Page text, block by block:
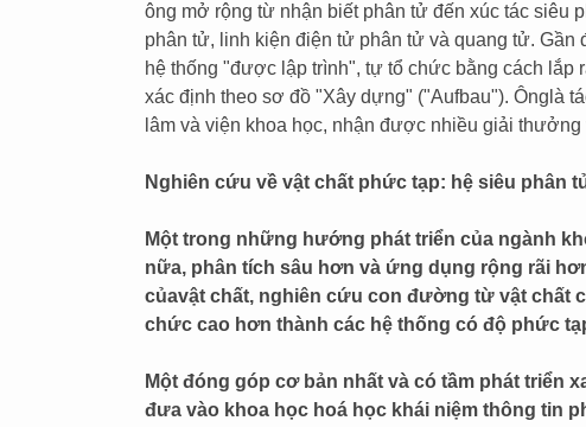
ông mở rộng từ nhận biết phân tử đến xúc tác siêu
phân tử, linh kiện điện tử phân tử và quang tử.
hệ thống "được lập trình", tự tổ chức bằng cách lắp
xác định theo sơ đồ "Xây dựng" ("Aufbau"). Ônglà
lâm và viện khoa học, nhận được nhiều giải thưởng
Nghiên cứu về vật chất phức tạp: hệ siêu phân
Một trong những hướng phát triển của ngành
nữa, phân tích sâu hơn và ứng dụng rộng rãi
củavật chất, nghiên cứu con đường từ vật chất
chức cao hơn thành các hệ thống có độ phức
Một đóng góp cơ bản nhất và có tầm phát triển
đưa vào khoa học hoá học khái niệm thông tin